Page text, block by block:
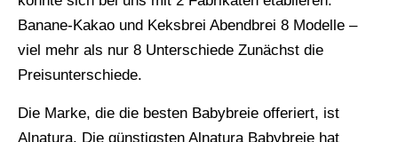
Banane-Kakao und Keksbrei Abendbrei 8 Modelle –
viel mehr als nur 8 Unterschiede Zunächst die
Preisunterschiede.
Die Marke, die die besten Babybreie offeriert, ist
Alnatura. Die günstigsten Alnatura Babybreie hat